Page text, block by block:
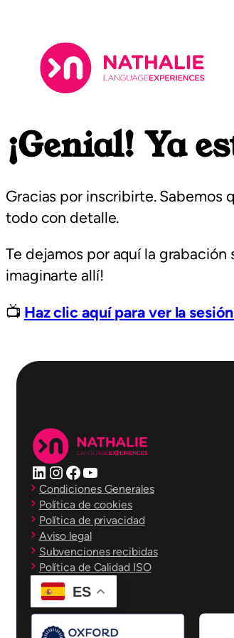
contenido
¡Genial! Ya
Gracias por inscribirte. Sabemos
todo con detalle.
Te dejamos por aquí la grabación
imaginarte allí!
📺 Haz clic aquí para ver la
LinkedIn
Instagram
Facebook
YouTube
Condiciones Generales
Política de cookies
Política de privacidad
Aviso legal
Subvenciones recibidas
Política de Calidad ISO
ES